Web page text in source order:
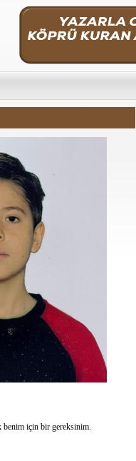
benim için bir gereksinim.